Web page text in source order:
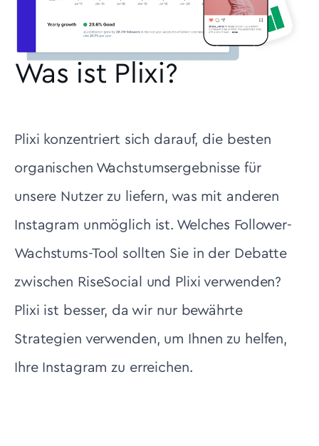
Was ist Plixi?
Plixi konzentriert sich darauf, die besten
organischen Wachstumsergebnisse für
unsere Nutzer zu liefern, was mit anderen
Instagram unmöglich ist. Welches Follower-
Wachstums-Tool sollten Sie in der Debatte
zwischen RiseSocial und Plixi verwenden?
Plixi ist besser, da wir nur bewährte
Strategien verwenden, um Ihnen zu helfen,
Ihre Instagram zu erreichen.